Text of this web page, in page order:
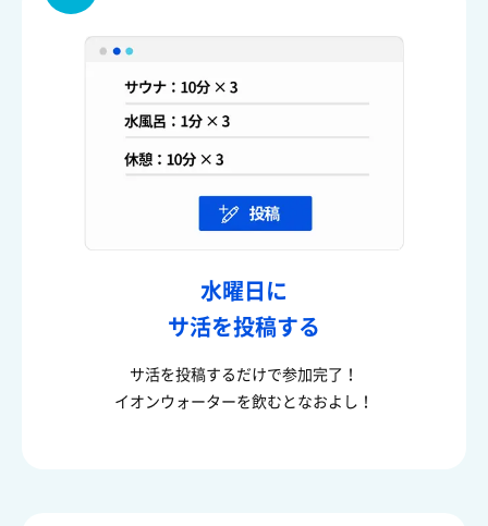
水曜日に
サ活を投稿する
サ活を投稿するだけで参加完了！
イオンウォーターを飲むとなおよし！